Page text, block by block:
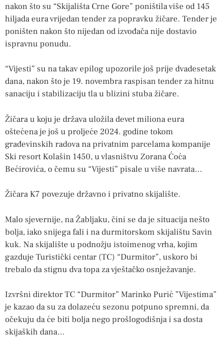
nakon što su “Skijališta Crne Gore” poništila više od 145
hiljada eura vrijedan tender za popravku žičare. Tender je
poništen nakon što nijedan od izvođača nije dostavio
ispravnu ponudu.
“Vijesti” su na takav epilog upozorile još prije dvadesetak
dana, nakon što je 19. novembra raspisan tender za hitnu
sanaciju i stabilizaciju tla u blizini stuba žičare.
Žičara u koju je država uložila devet miliona eura
oštećena je još u proljeće 2024. godine tokom
građevinskih radova na privatnim parcelama kompanije
Ski resort Kolašin 1450, u vlasništvu Zorana Ćoća
Bećirovića, o čemu su “Vijesti” pisale u više navrata…
Žičara K7 povezuje državno i privatno skijalište.
Malo sjevernije, na Žabljaku, čini se da je situacija nešto
bolja, iako snijega fali i na durmitorskom skijalištu Savin
kuk. Na skijalište u podnožju istoimenog vrha, kojim
gazduje Turistički centar (TC) “Durmitor”, uskoro bi
trebalo da stignu dva topa za vještačko osnježavanje.
Izvršni direktor TC “Durmitor” Marinko Purić ”Vijestima”
je kazao da su za dolazeću sezonu potpuno spremni, da
očekuju da će biti bolja nego prošlogodišnja i sa dosta
skijaških dana…